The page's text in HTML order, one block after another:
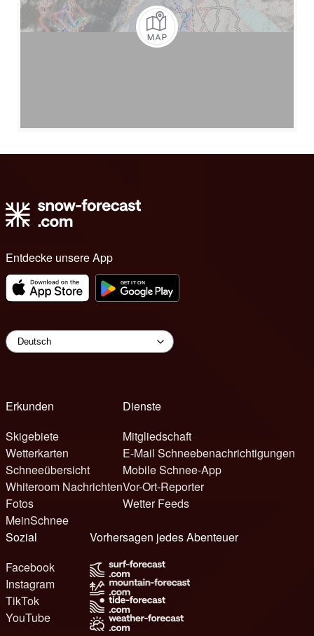
Entdecke unsere App
Erkunden
Skigebiete
Wetterkarten
Schneeübersicht
Whiteroom Nachrichten
Fotos
MeinSchnee
Dienste
Mitgliedschaft
E-Mail Schneebenachrichtigungen
Mobile Schnee-App
Vor-Ort-Reporter
Wetter Feeds
Sozial
Facebook
Instagram
TikTok
YouTube
Vorhersagen jedes Abenteuer